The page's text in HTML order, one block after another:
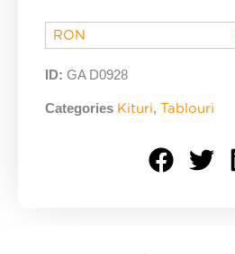
kit
quantity
RON
ID: GA D0928
Categories Kituri, Tablouri